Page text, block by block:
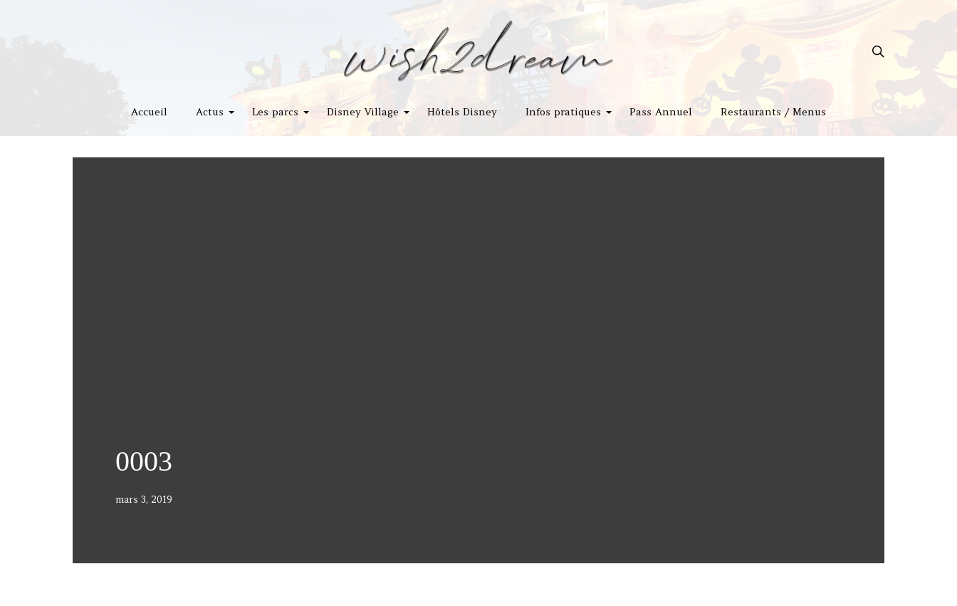
Accueil Actus Les parcs Disney Village Hôtels Disney Infos pratiques Pass Annuel Restaurants / Menus
0003
mars 3, 2019